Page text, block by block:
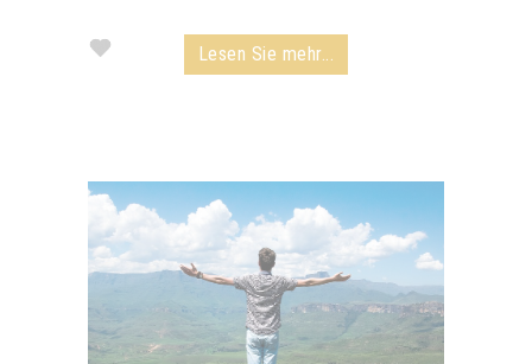
Lesen Sie mehr...